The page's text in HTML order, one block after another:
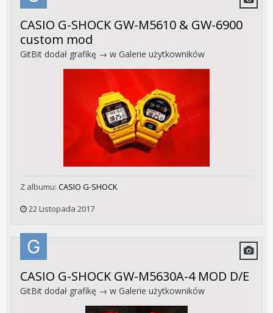
CASIO G-SHOCK GW-M5610 & GW-6900
custom mod
GitBit dodał grafikę → w Galerie użytkowników
Z albumu: CASIO G-SHOCK
22 Listopada 2017
CASIO G-SHOCK GW-M5630A-4 MOD D/E
GitBit dodał grafikę → w Galerie użytkowników